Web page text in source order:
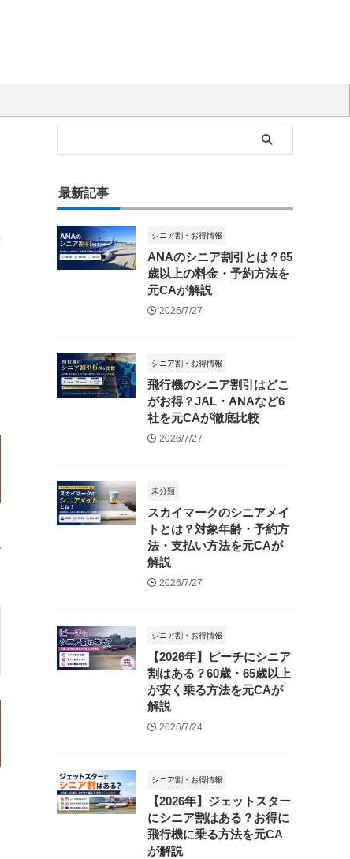
最新記事
シニア割・お得情報
ANAのシニア割引とは？65
歳以上の料金・予約方法を
元CAが解説
2026/7/27
シニア割・お得情報
飛行機のシニア割引はどこ
がお得？JAL・ANAなど6
社を元CAが徹底比較
2026/7/27
未分類
スカイマークのシニアメイ
トとは？対象年齢・予約方
法・支払い方法を元CAが
解説
2026/7/27
シニア割・お得情報
【2026年】ピーチにシニア
割はある？60歳・65歳以上
が安く乗る方法を元CAが
解説
2026/7/24
シニア割・お得情報
【2026年】ジェットスター
にシニア割はある？お得に
飛行機に乗る方法を元CA
が解説